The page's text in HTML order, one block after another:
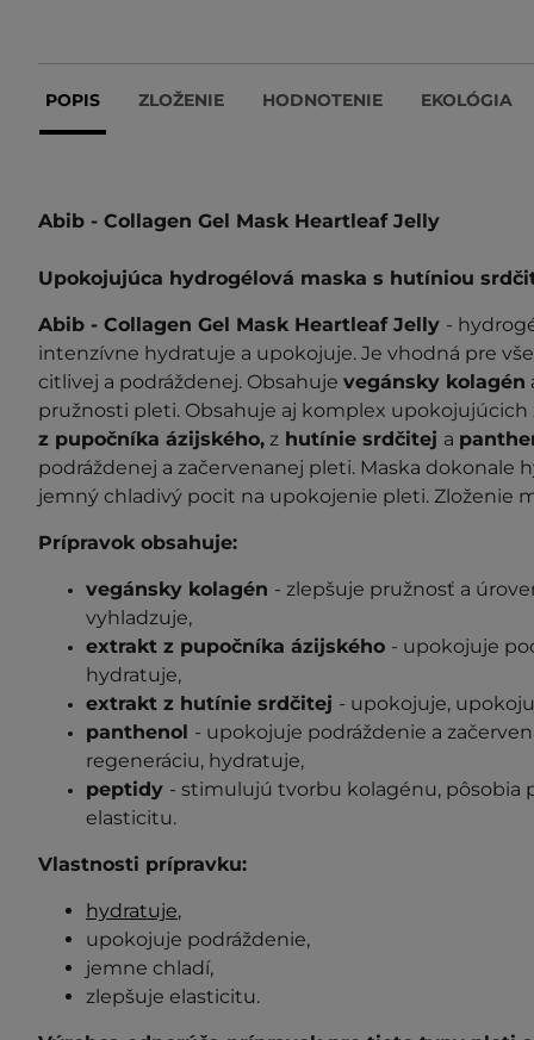
POPIS ZLOŽENIE HODNOTENIE EKOLÓGIA
Abib - Collagen Gel Mask Heartleaf Jelly
Upokojujúca hydrogélová maska s hutíniou
Abib - Collagen Gel Mask Heartleaf Jelly -
intenzívne hydratuje a upokojuje. Je vhodná pre
citlivej a podráždenej. Obsahuje vegánsky kolagén
pružnosti pleti. Obsahuje aj komplex upokojujúcich
z pupočníka ázijského, z hutínie srdčitej a
podráždenej a začervenanej pleti. Maska dokonale
jemný chladivý pocit na upokojenie pleti. Zloženie
Prípravok obsahuje:
vegánsky kolagén - zlepšuje pružnosť a
vyhladzuje,
extrakt z pupočníka ázijského - upokojuje
hydratuje,
extrakt z hutínie srdčitej - upokojuje,
panthenol - upokojuje podráždenie a
regeneráciu, hydratuje,
peptidy - stimulujú tvorbu kolagénu, pôsobia
elasticitu.
Vlastnosti prípravku:
hydratuje,
upokojuje podráždenie,
jemne chladí,
zlepšuje elasticitu.